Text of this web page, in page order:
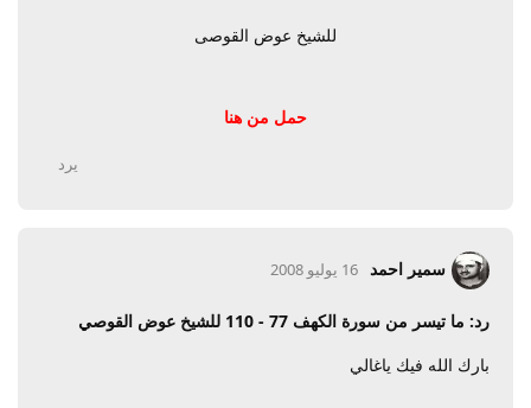
للشيخ عوض القوصى
حمل من هنا
يرد
سمير احمد 16 يوليو 2008
رد: ما تيسر من سورة الكهف 77 - 110 للشيخ عوض القوصي
بارك الله فيك ياغالي